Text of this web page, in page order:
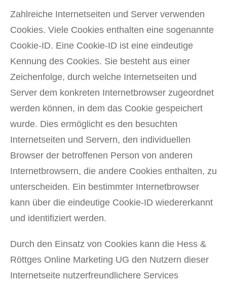
Zahlreiche Internetseiten und Server verwenden
Cookies. Viele Cookies enthalten eine sogenannte
Cookie-ID. Eine Cookie-ID ist eine eindeutige
Kennung des Cookies. Sie besteht aus einer
Zeichenfolge, durch welche Internetseiten und
Server dem konkreten Internetbrowser zugeordnet
werden können, in dem das Cookie gespeichert
wurde. Dies ermöglicht es den besuchten
Internetseiten und Servern, den individuellen
Browser der betroffenen Person von anderen
Internetbrowsern, die andere Cookies enthalten, zu
unterscheiden. Ein bestimmter Internetbrowser
kann über die eindeutige Cookie-ID wiedererkannt
und identifiziert werden.
Durch den Einsatz von Cookies kann die Hess &
Röttges Online Marketing UG den Nutzern dieser
Internetseite nutzerfreundlichere Services